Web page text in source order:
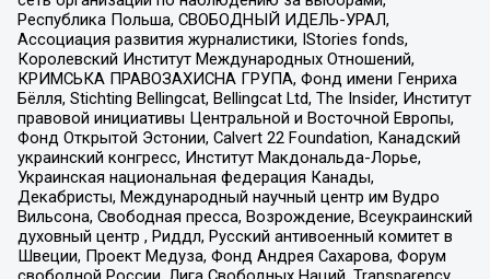
Республика Польша, СВОБОДНЫЙ ИДЕЛЬ-УРАЛ,
Ассоциация развития журналистики, IStories fonds,
Королевский Институт Международных Отношений,
КРИМСЬКА ПРАВОЗАХИСНА ГРУПА, Фонд имени Генриха
Бёлля, Stichting Bellingcat, Bellingcat Ltd, The Insider, Институт
правовой инициативы Центральной и Восточной Европы,
Фонд Открытой Эстонии, Calvert 22 Foundation, Канадский
украинский конгресс, Институт Макдональда-Лорье,
Украинская национальная федерация Канады,
Декабристы, Международный научный центр им Вудро
Вильсона, Свободная пресса, Возрождение, Всеукраинский
духовный центр , Риддл, Русский антивоенный комитет в
Швеции, Проект Медуза, Фонд Андрея Сахарова, Форум